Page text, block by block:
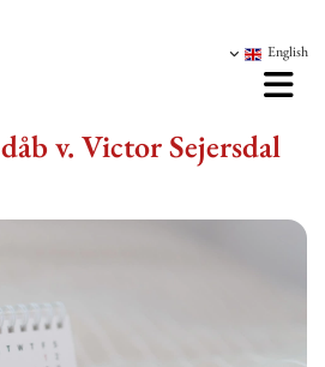
English
v. Victor Sejersdal